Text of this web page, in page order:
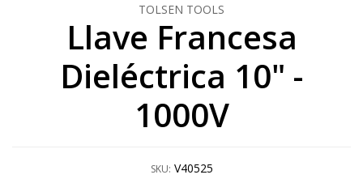
TOLSEN TOOLS
Llave Francesa
Dieléctrica 10" -
1000V
SKU: V40525